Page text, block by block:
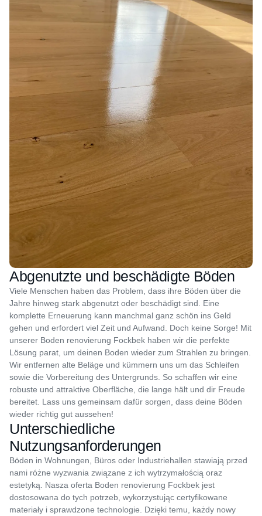
Abgenutzte und beschädigte Böden
Viele Menschen haben das Problem, dass ihre Böden über die
Jahre hinweg stark abgenutzt oder beschädigt sind. Eine
komplette Erneuerung kann manchmal ganz schön ins Geld
gehen und erfordert viel Zeit und Aufwand. Doch keine Sorge! Mit
unserer Boden renovierung Fockbek haben wir die perfekte
Lösung parat, um deinen Boden wieder zum Strahlen zu bringen.
Wir entfernen alte Beläge und kümmern uns um das Schleifen
sowie die Vorbereitung des Untergrunds. So schaffen wir eine
robuste und attraktive Oberfläche, die lange hält und dir Freude
bereitet. Lass uns gemeinsam dafür sorgen, dass deine Böden
wieder richtig gut aussehen!
Unterschiedliche
Nutzungsanforderungen
Böden in Wohnungen, Büros oder Industriehallen stawiają przed
nami różne wyzwania związane z ich wytrzymałością oraz
estetyką. Nasza oferta Boden renovierung Fockbek jest
dostosowana do tych potrzeb, wykorzystując certyfikowane
materiały i sprawdzone technologie. Dzięki temu, każdy nowy